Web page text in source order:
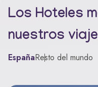
Los Hoteles
nuestros
EspañaResto del mundo